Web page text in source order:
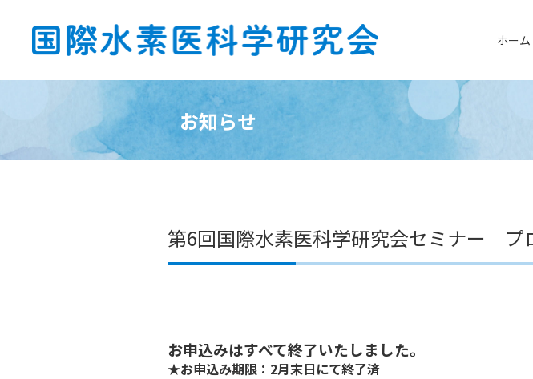
ホーム
お知らせ
第6回国際水素医科学研究会セミナー プ
お申込みはすべて終了いたしました。
★お申込み期限：2月末日にて終了済